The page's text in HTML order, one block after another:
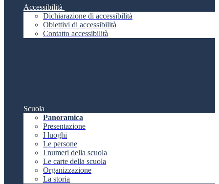
Accessibilità
Dichiarazione di accessibilità
Obiettivi di accessibilità
Contatto accessibilità
Scuola
Panoramica
Presentazione
I luoghi
Le persone
I numeri della scuola
Le carte della scuola
Organizzazione
La storia